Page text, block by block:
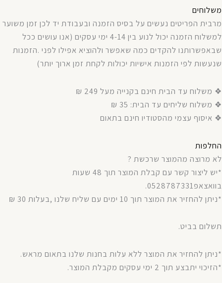
משלוחים
מרבית הפריטים נעשים על בסיס הזמנה ובעבודת יד לכן זמן משוער
למשלוח הזמנה יכול לנוע בין ימי עסקים (אנו עושים ככל
שבאפשרותנו להקדים כמה שאפשר ולהוציא אפילו לפני .הזמנות
שנעשות לפי הזמנות אישיות יכולות לקחת זמן ארוך יותר)
❖ משלוח עד הבית חינם בקנייה מעל 249 ₪
❖ משלוח שליחים עד הבית: 35 ₪
❖ איסוף עצמי מהסטודיו חינם בתאום
החלפות
לא מרוצה מהמוצר שרכשת ?
*יש ליצור קשר עם קבלת המוצר תוך 48 שעות
בוואצאפ0528787331.
*ניתן להחזיר את המוצר תוך 10 ימים עם שליח שלנו ,בעלות 30 ₪
תשלום בביט.
*ניתן להחזיר את המוצר ללא עלות בחנות שלנו בתאום מראש.
*הזיכוי יתבצע תוך 2 ימי עסקים מקבלת המוצר.